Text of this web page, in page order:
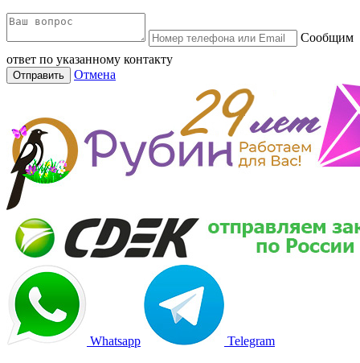
Сообщим
ответ по указанному контакту
Отправить Отмена
Whatsapp Telegram